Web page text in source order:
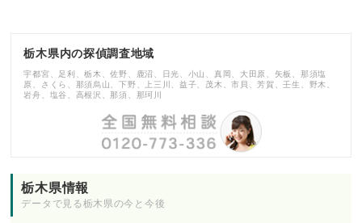
栃木県内の探偵調査地域
宇都宮、足利、栃木、佐野、鹿沼、日光、小山、真岡、大田原、矢板、那須塩
原、さくら、那須烏山、下野、上三川、益子、茂木、市貝、芳賀、壬生、野木、
岩舟、塩谷、高根沢、那須、那珂川
栃木県情報
データで見る栃木県の今と今後